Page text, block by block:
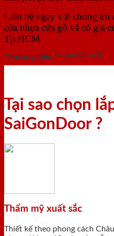
Liên hệ ngay với chúng tôi
cửa nhựa cửa gỗ và có giá
Tp.HCM.
Thương hiệu SaigonDoor®
Tại sao chọn
SaiGonDoor ?
Thẩm mỹ xuất sắc
Thiết kế theo phong cách